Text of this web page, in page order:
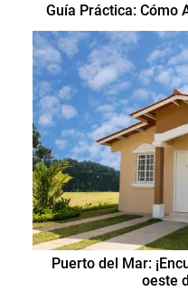
Guía Práctica: Cómo
Puerto del Mar:
oeste